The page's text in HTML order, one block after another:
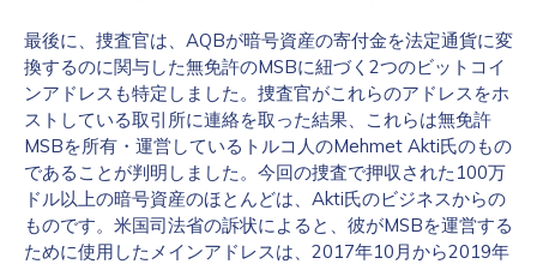
最後に、捜査官は、AQBが暗号資産の寄付金を法定通貨に変
換するのに関与した無免許のMSBに紐づく2つのビットコイ
ンアドレスも特定しました。捜査官がこれらのアドレスをホ
ストしている取引所に連絡を取った結果、これらは無免許
MSBを所有・運営しているトルコ人のMehmet Akti氏のもの
であることが判明しました。今回の捜査で押収された100万
ドル以上の暗号資産のほとんどは、Akti氏のビジネスからの
ものです。米国司法省の訴状によると、彼がMSBを運営する
ために使用したメインアドレスは、2017年10月から2019年